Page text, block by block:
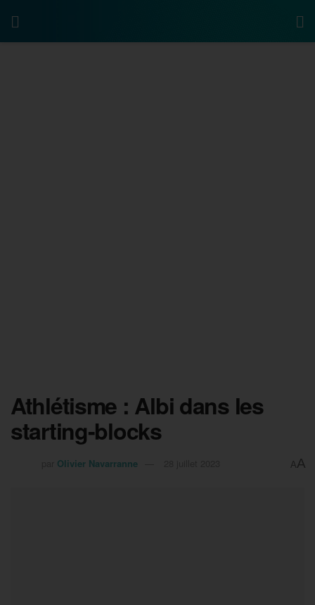
Athlétisme : Albi dans les
starting-blocks
Olivier Navarranne AA